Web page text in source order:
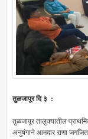
तुळजापूर दि ३ :
तुळजापूर तालुक्यातील
अनुषंगाने आमदार राणा